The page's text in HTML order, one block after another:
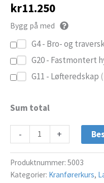
kr11.250
Bygg på med
G4 - Bro- og
G20 - Fastmontert
G11 - Løfteredskap
Sum total
- +
Produktnummer: 5003
Kategorier: Kranførerkurs,